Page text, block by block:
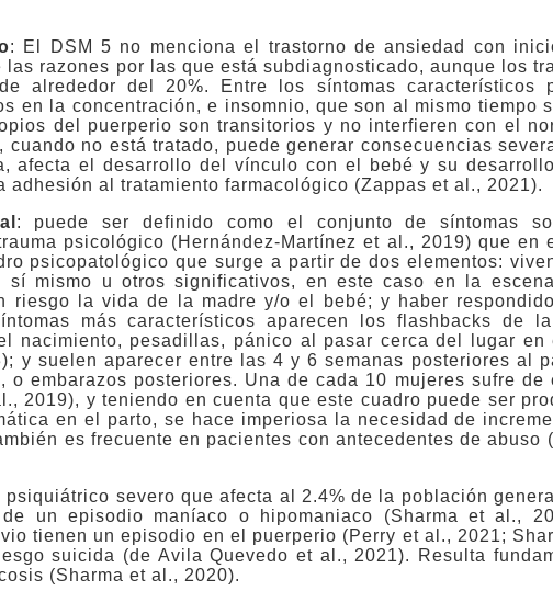
: El DSM 5 no menciona el trastorno de ansiedad con
razones por las que está subdiagnosticado, aunque los
alrededor del 20%. Entre los síntomas característicos
en la concentración, e insomnio, que son al mismo tiempo
del puerperio son transitorios y no interfieren con el
no está tratado, puede generar consecuencias
afecta el desarrollo del vínculo con el bebé y su
adhesión al tratamiento farmacológico (Zappas et al., 2021).
: puede ser definido como el conjunto de síntomas
psicológico (Hernández-Martínez et al., 2019) que en
psicopatológico que surge a partir de dos elementos:
sí mismo u otros significativos, en este caso en la
riesgo la vida de la madre y/o el bebé; y haber
más característicos aparecen los flashbacks de
nacimiento, pesadillas, pánico al pasar cerca del lugar en
y suelen aparecer entre las 4 y 6 semanas posteriores al
o embarazos posteriores. Una de cada 10 mujeres sufre de
2019), y teniendo en cuenta que este cuadro puede ser
en el parto, se hace imperiosa la necesidad de
es frecuente en pacientes con antecedentes de abuso
psiquiátrico severo que afecta al 2.4% de la población
de un episodio maníaco o hipomaniaco (Sharma et al.,
tienen un episodio en el puerperio (Perry et al., 2021;
suicida (de Avila Quevedo et al., 2021). Resulta
(Sharma et al., 2020).